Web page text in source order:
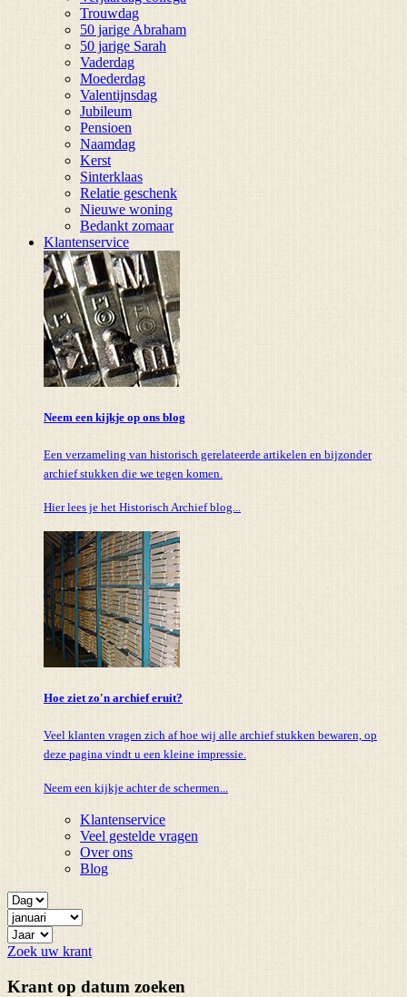
Trouwdag
50 jarige Abraham
50 jarige Sarah
Vaderdag
Moederdag
Valentijnsdag
Jubileum
Pensioen
Naamdag
Kerst
Sinterklaas
Relatie geschenk
Nieuwe woning
Bedankt zomaar
Klantenservice
Neem een kijkje op ons blog
Een verzameling van historisch gerelateerde artikelen en bijzonder
archief stukken die we tegen komen.
Hier lees je het Historisch Archief blog...
Hoe ziet zo'n archief eruit?
Veel klanten vragen zich af hoe wij alle archief stukken bewaren, op
deze pagina vindt u een kleine impressie.
Neem een kijkje achter de schermen...
Klantenservice
Veel gestelde vragen
Over ons
Blog
Zoek uw krant
Krant op datum zoeken